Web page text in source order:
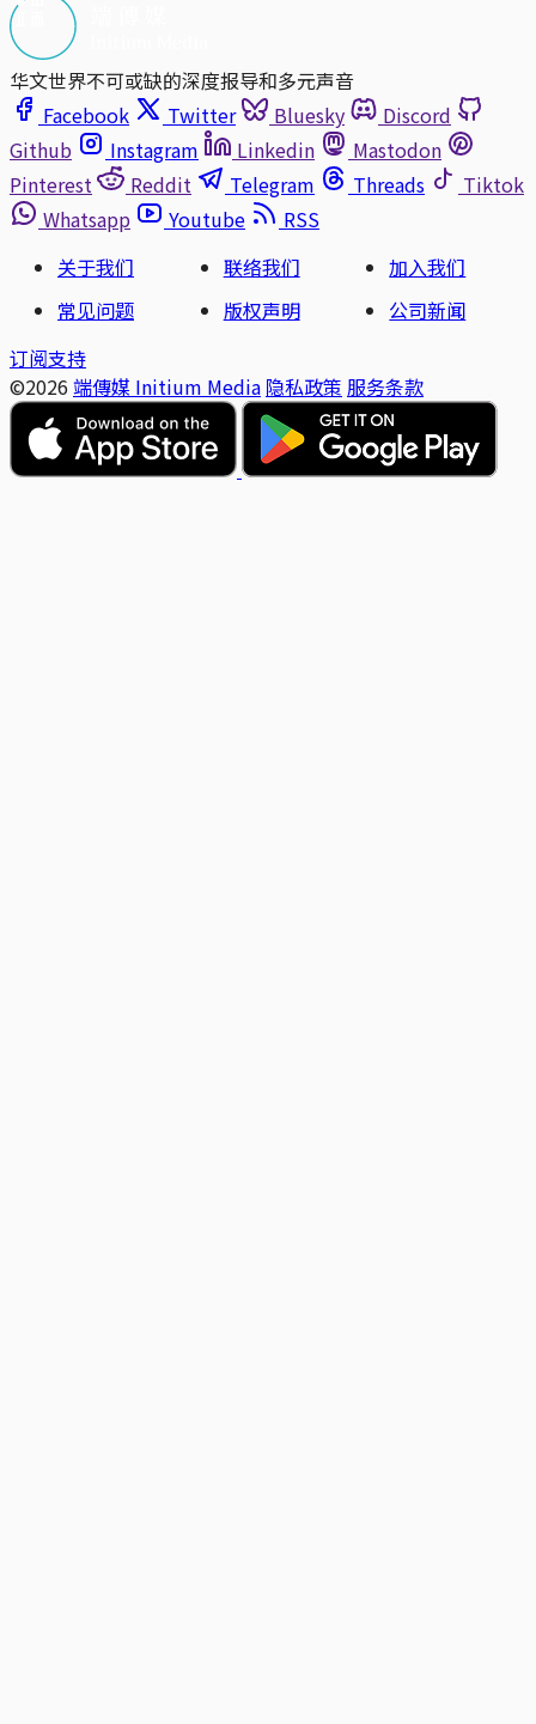
华文世界不可或缺的深度报导和多元声音
Facebook
Twitter Bluesky
Discord
Github
Instagram Linkedin
Mastodon
Pinterest
Reddit Telegram Threads
Tiktok
Whatsapp
Youtube
RSS
关于我们
联络我们
加入我们
常见问题
版权声明
公司新闻
订阅支持
©2026 端傳媒 Initium Media 隐私政策 服务条款